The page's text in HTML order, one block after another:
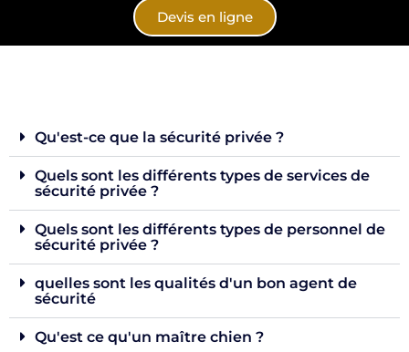
Devis en ligne
Qu'est-ce que la sécurité privée ?
Quels sont les différents types de services de
sécurité privée ?
Quels sont les différents types de personnel de
sécurité privée ?
quelles sont les qualités d'un bon agent de
sécurité
Qu'est ce qu'un maître chien ?